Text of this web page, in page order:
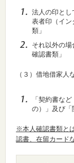
法人の印とし
表者印（イン
類」
それ以外の
確認書類」
（３）借地借家人
「契約書な
の）」及び「
※本人確認書類と
認書、在留カード